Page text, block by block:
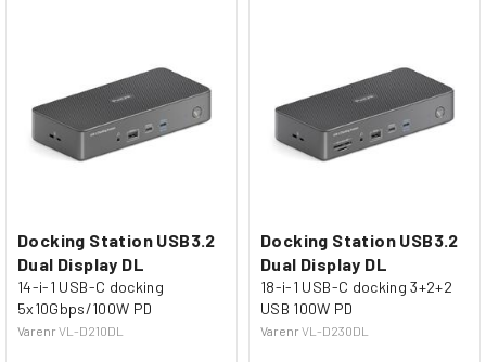
Docking Station USB3.2
Dual Display DL
14-i-1 USB-C docking
5x10Gbps/100W PD
Varenr VL-D210DL
Docking Station USB3.2
Dual Display DL
18-i-1 USB-C docking 3+2+2
USB 100W PD
Varenr VL-D230DL